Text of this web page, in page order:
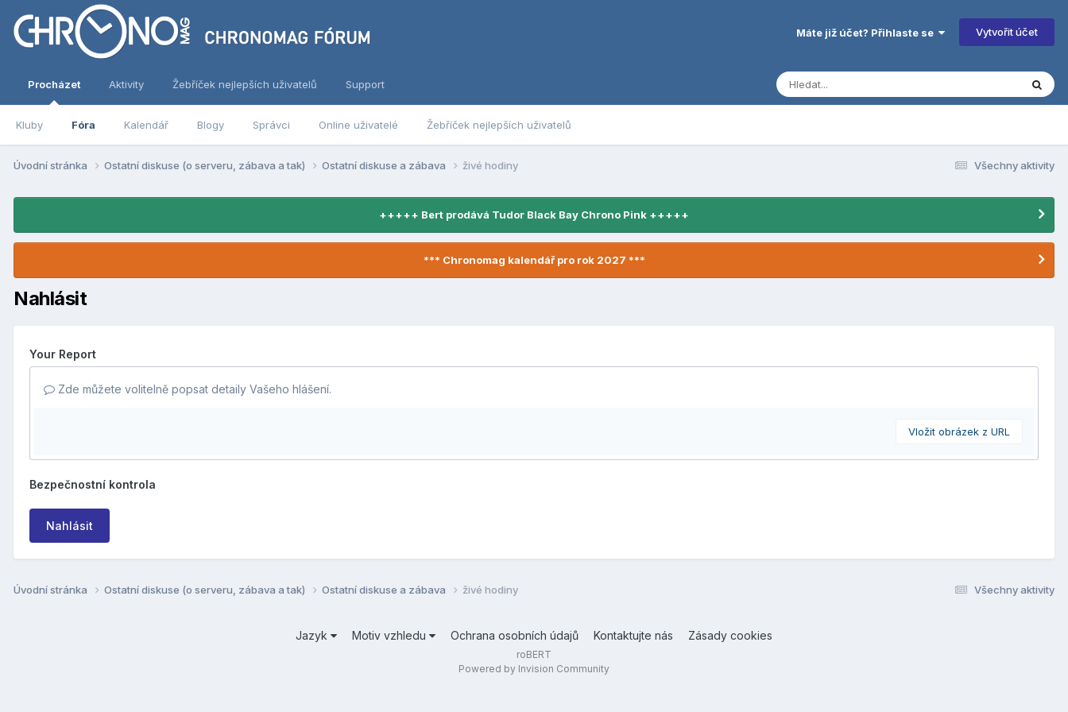
Máte již účet? Přihlaste se Vytvořit účet
Procházet
Kluby Fóra Kalendář Blogy Správci Online uživatelé Žebříček nejlepších uživatelů
Aktivity Žebříček nejlepších uživatelů Support
Všechny aktivity
Úvodní stránka Ostatní diskuse (o serveru, zábava a tak) Ostatní diskuse a zábava živé hodiny
+++++ Bert prodává Tudor Black Bay Chrono Pink +++++
*** Chronomag kalendář pro rok 2027 ***
Nahlásit
Your Report
Zde můžete volitelně popsat detaily Vašeho hlášení.
Vložit obrázek z URL
Bezpečnostní kontrola
Nahlásit
Všechny aktivity
Úvodní stránka Ostatní diskuse (o serveru, zábava a tak) Ostatní diskuse a zábava živé hodiny
Jazyk Motiv vzhledu Ochrana osobních údajů Kontaktujte nás Zásady cookies
roBERT
Powered by Invision Community